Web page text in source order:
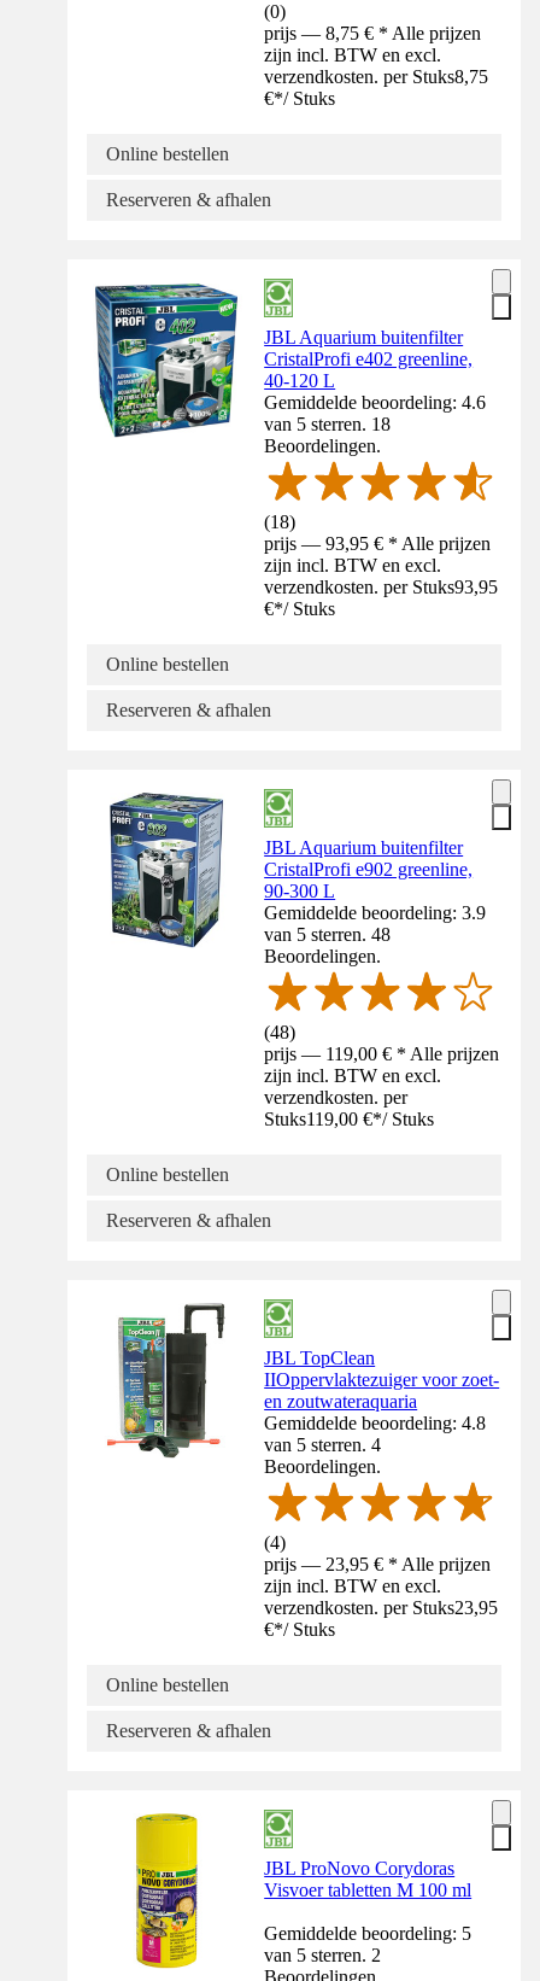
(0)
prijs — 8,75 € * Alle prijzen
zijn incl. BTW en excl.
verzendkosten. per Stuks8,75
€*/ Stuks
Online bestellen
Reserveren & afhalen
JBL Aquarium buitenfilter
CristalProfi e402 greenline,
40-120 L
Gemiddelde beoordeling: 4.6
van 5 sterren. 18
Beoordelingen.
(18)
prijs — 93,95 € * Alle prijzen
zijn incl. BTW en excl.
verzendkosten. per Stuks93,95
€*/ Stuks
Online bestellen
Reserveren & afhalen
JBL Aquarium buitenfilter
CristalProfi e902 greenline,
90-300 L
Gemiddelde beoordeling: 3.9
van 5 sterren. 48
Beoordelingen.
(48)
prijs — 119,00 € * Alle prijzen
zijn incl. BTW en excl.
verzendkosten. per
Stuks119,00 €*/ Stuks
Online bestellen
Reserveren & afhalen
JBL TopClean
IIOppervlaktezuiger voor zoet-
en zoutwateraquaria
Gemiddelde beoordeling: 4.8
van 5 sterren. 4
Beoordelingen.
(4)
prijs — 23,95 € * Alle prijzen
zijn incl. BTW en excl.
verzendkosten. per Stuks23,95
€*/ Stuks
Online bestellen
Reserveren & afhalen
JBL ProNovo Corydoras
Visvoer tabletten M 100 ml
Gemiddelde beoordeling: 5
van 5 sterren. 2
Beoordelingen.